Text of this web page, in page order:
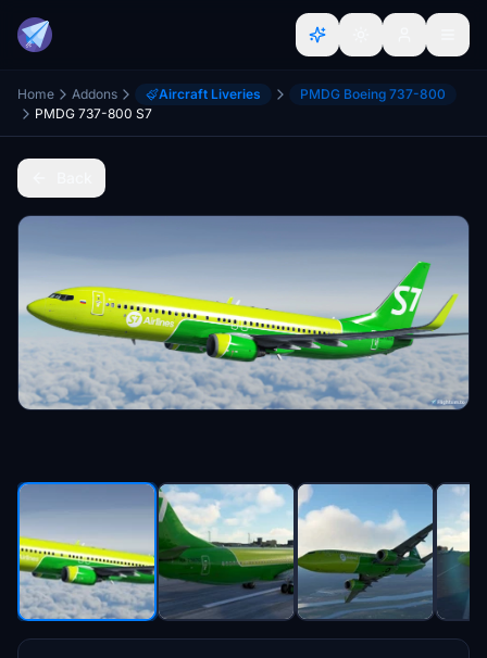
Home Addons Aircraft Liveries
PMDG Boeing 737-800
PMDG 737-800 S7